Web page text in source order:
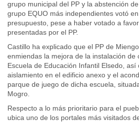
grupo municipal del PP y la abstención
grupo EQUO más independientes votó
presupuesto, pese a haber votado a
presentadas por el PP.
Castillo ha explicado que el PP de
enmiendas la mejora de la instalación de
Escuela de Educación Infantil Elsedo,
aislamiento en el edificio anexo y el
parque de juego de dicha escuela,
Mogro.
Respecto a lo más prioritario para el
ubica uno de los portales más visitados